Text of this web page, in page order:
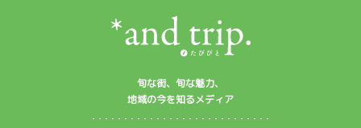
旬な街、旬な魅力、
地域の今を知るメディア